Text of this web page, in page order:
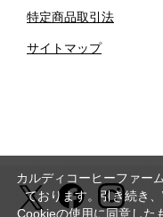
特定商品取引法
サイトマップ
カルディコーヒーファー
ております。引き続き
Cookieの使用に同意した